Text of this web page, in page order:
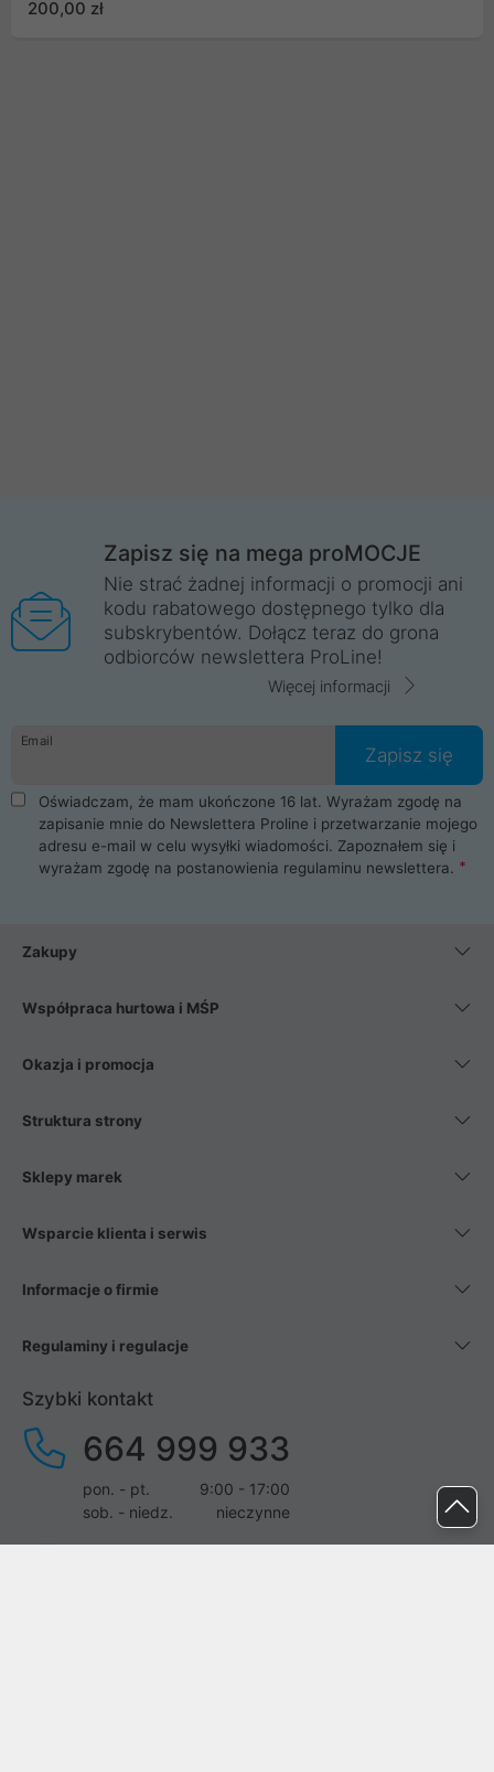
200,00 zł
Zapisz się na mega proMOCJE
Nie strać żadnej informacji o promocji ani
kodu rabatowego dostępnego tylko dla
subskrybentów. Dołącz teraz do grona
odbiorców newslettera ProLine!
Więcej informacji
Email
Zapisz się
Oświadczam, że mam ukończone 16 lat. Wyrażam zgodę na
zapisanie mnie do Newslettera Proline i przetwarzanie mojego
adresu e-mail w celu wysyłki wiadomości. Zapoznałem się i
wyrażam zgodę na postanowienia regulaminu newslettera.
Zakupy
Współpraca hurtowa i MŚP
Okazja i promocja
Struktura strony
Sklepy marek
Wsparcie klienta i serwis
Informacje o firmie
Regulaminy i regulacje
Szybki kontakt
664 999 933
pon. - pt.
9:00 - 17:00
sob. - niedz.
nieczynne